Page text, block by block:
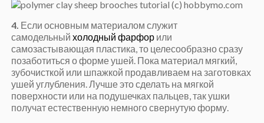
4. Если основным материалом служит
самодельный холодный фарфорили
самозастывающая пластика, то целесообразно сразу
позаботиться о форме ушей. Пока материал мягкий,
зубочисткой или шпажкой продавливаем на заготовках
ушей углубления. Лучше это сделать на мягкой
поверхности или на подушечках пальцев, так ушки
получат естественную немного свернутую форму.